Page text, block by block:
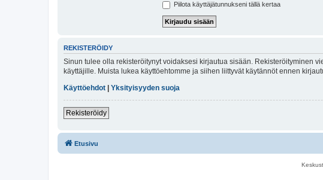
Piilota käyttäjätunnukseni tällä kertaa
REKISTERÖIDY
Sinun tulee olla rekisteröitynyt voidaksesi kirjautua sisään. Rekisteröityminen
käyttäjille. Muista lukea käyttöehtomme ja siihen liittyvät käytännöt ennen
Käyttöehdot
Yksityisyyden suoja
Rekisteröidy
Etusivu